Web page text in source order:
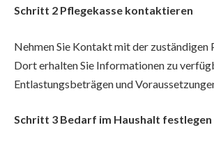
Schritt 2 Pflegekasse kontaktieren
Nehmen Sie Kontakt mit der zuständigen
Dort erhalten Sie Informationen zu
Entlastungsbeträgen und
Schritt 3 Bedarf im Haushalt festlegen